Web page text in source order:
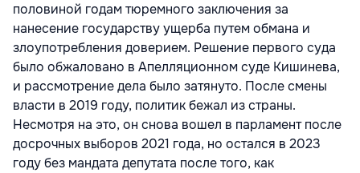
половиной годам тюремного заключения за
нанесение государству ущерба путем обмана и
злоупотребления доверием. Решение первого суда
было обжаловано в Апелляционном суде Кишинева,
и рассмотрение дела было затянуто. После смены
власти в 2019 году, политик бежал из страны.
Несмотря на это, он снова вошел в парламент после
досрочных выборов 2021 года, но остался в 2023
году без мандата депутата после того, как